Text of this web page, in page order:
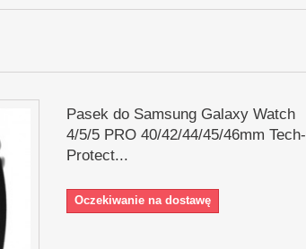
Pasek do Samsung Galaxy Watch
4/5/5 PRO 40/42/44/45/46mm Tech-
Protect...
Oczekiwanie na dostawę